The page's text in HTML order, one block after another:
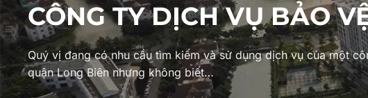
CÔNG TY DỊCH VỤ BẢO
Quý vị đang có nhu cầu tìm kiếm và sử dụng dịch vụ của một
quận Long Biên nhưng không biết…